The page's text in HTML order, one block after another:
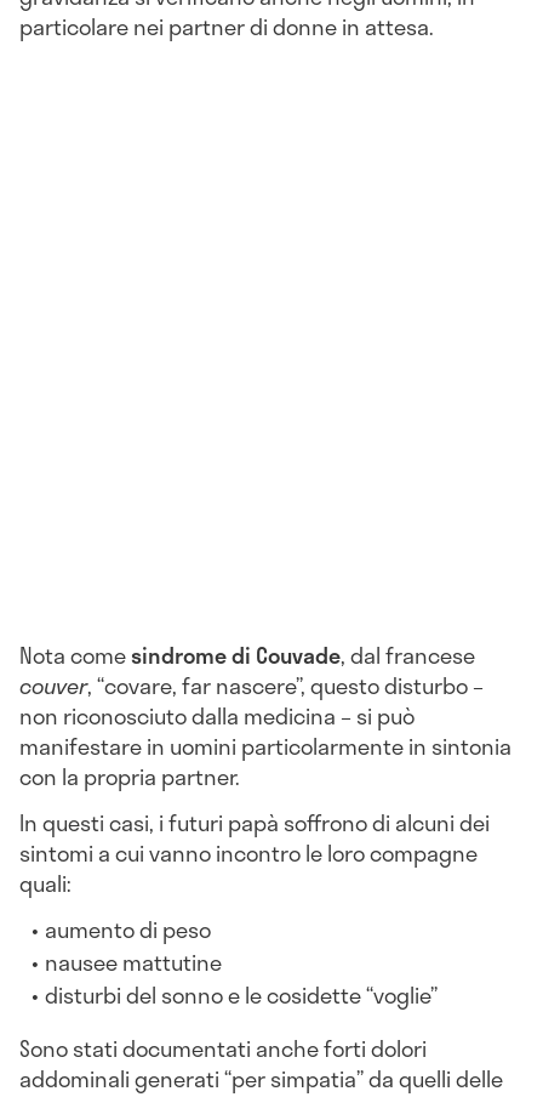
particolare nei partner di donne in attesa.
Nota comesindrome di Couvade, dal francese
couver, “covare, far nascere”, questo disturbo –
non riconosciuto dalla medicina – si può
manifestare in uomini particolarmente in sintonia
con la propria partner.
In questi casi, i futuri papà soffrono di alcuni dei
sintomi a cui vanno incontro le loro compagne
quali:
aumento di peso
nausee mattutine
disturbi del sonno e le cosidette “voglie”
Sono stati documentati anche forti dolori
addominali generati “per simpatia” da quelli delle